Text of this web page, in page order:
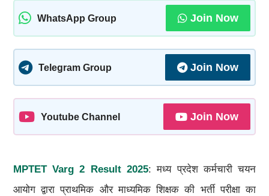
WhatsApp Group Join Now
Telegram Group Join Now
Youtube Channel Join Now
MPTET Varg 2 Result 2025: मध्य प्रदेश कर्मचारी चयन
आयोग द्वारा प्राथमिक और माध्यमिक शिक्षक की भर्ती परीक्षा का